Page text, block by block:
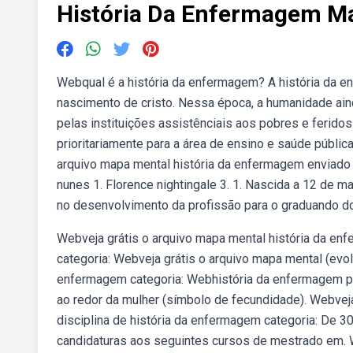
História Da Enfermagem
Webqual é a história da enfermagem? A história da
nascimento de cristo. Nessa época, a humanidade
pelas instituições assistênciais aos pobres e
prioritariamente para a área de ensino e saúde
arquivo mapa mental história da enfermagem
nunes 1. Florence nightingale 3. 1. Nascida a 12 de
no desenvolvimento da profissão para o graduando
Webveja grátis o arquivo mapa mental história da
categoria: Webveja grátis o arquivo mapa mental
enfermagem categoria: Webhistória da enfermagem
ao redor da mulher (símbolo de fecundidade).
disciplina de história da enfermagem categoria: De
candidaturas aos seguintes cursos de mestrado